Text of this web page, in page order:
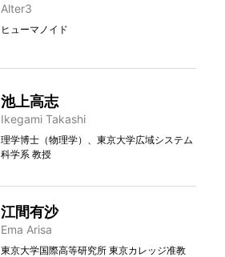
Alter3
ヒューマノイド
池上高志
Ikegami Takashi
理学博士（物理学）、東京大学広域システム
科学系 教授
江間有沙
Ema Arisa
東京大学国際高等研究所 東京カレッジ准教